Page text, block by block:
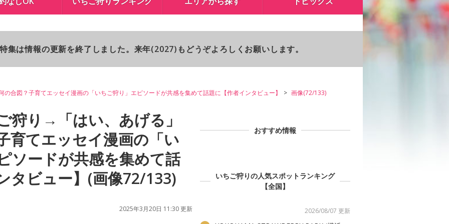
集は情報の更新を終了しました。来年(2027)もどうぞよろしくお願いします。
合図？子育てエッセイ漫画の「いちご狩り」エピソードが共感を集めて話題に【作者インタビュー】 画像(72/133)
狩り→「はい、あげる」
育てエッセイ漫画の「い
ソードが共感を集めて話
タビュー】(画像72/133)
2025年3月20日 11:30 更新
おすすめ情報
いちご狩りの人気スポットランキング
【全国】
2026/08/07 更新